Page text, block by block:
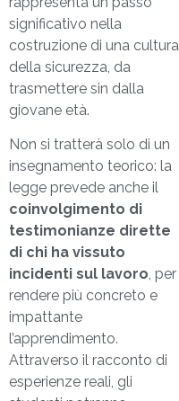
significativo nella
costruzione di una cultura
della sicurezza, da
trasmettere sin dalla
giovane età.
Non si tratterà solo di un
insegnamento teorico: la
legge prevede anche il
coinvolgimento di
testimonianze dirette
di chi ha vissuto
incidenti sul lavoro, per
rendere più concreto e
impattante
l’apprendimento.
Attraverso il racconto di
esperienze reali, gli